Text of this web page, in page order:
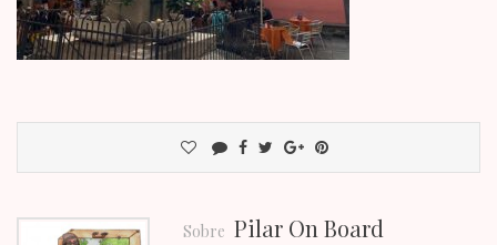
Sobre Pilar On Board